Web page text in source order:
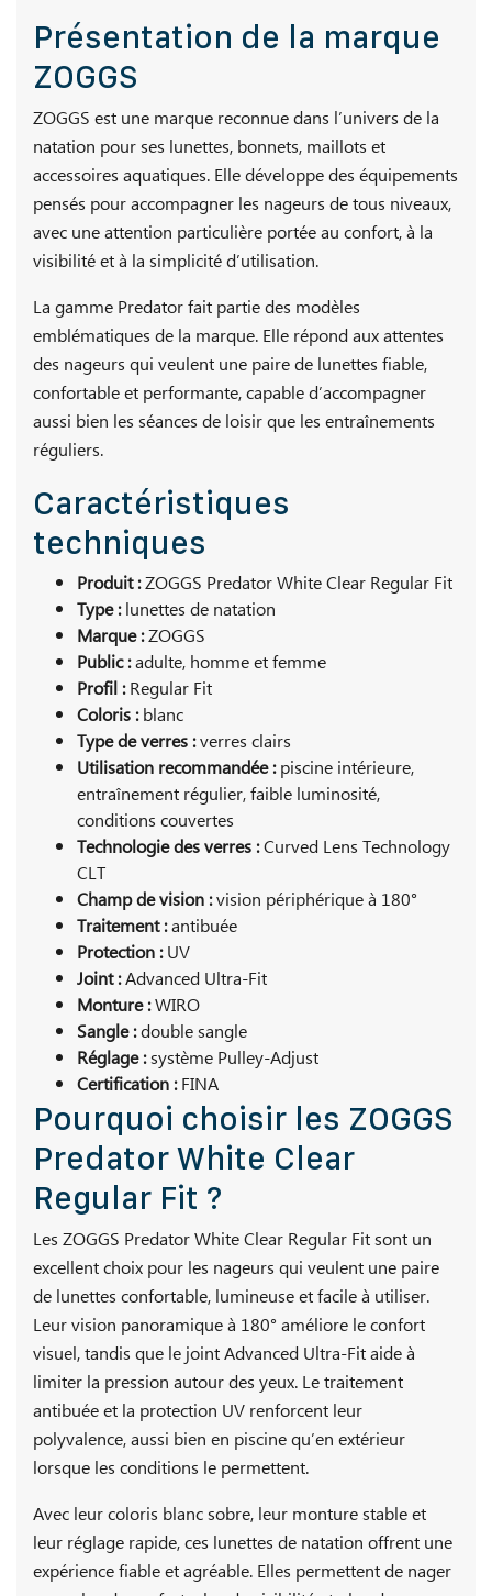
Présentation de la marque
ZOGGS
ZOGGS est une marque reconnue dans l’univers de la
natation pour ses lunettes, bonnets, maillots et
accessoires aquatiques. Elle développe des équipements
pensés pour accompagner les nageurs de tous niveaux,
avec une attention particulière portée au confort, à la
visibilité et à la simplicité d’utilisation.
La gamme Predator fait partie des modèles
emblématiques de la marque. Elle répond aux attentes
des nageurs qui veulent une paire de lunettes fiable,
confortable et performante, capable d’accompagner
aussi bien les séances de loisir que les entraînements
réguliers.
Caractéristiques
techniques
Produit :ZOGGS Predator White Clear Regular Fit
Type :lunettes de natation
Marque :ZOGGS
Public :adulte, homme et femme
Profil :Regular Fit
Coloris :blanc
Type de verres :verres clairs
Utilisation recommandée :piscine intérieure,
entraînement régulier, faible luminosité,
conditions couvertes
Technologie des verres :Curved Lens Technology
CLT
Champ de vision :vision périphérique à 180°
Traitement :antibuée
Protection :UV
Joint :Advanced Ultra-Fit
Monture :WIRO
Sangle :double sangle
Réglage :système Pulley-Adjust
Certification :FINA
Pourquoi choisir les ZOGGS
Predator White Clear
Regular Fit ?
Les ZOGGS Predator White Clear Regular Fit sont un
excellent choix pour les nageurs qui veulent une paire
de lunettes confortable, lumineuse et facile à utiliser.
Leur vision panoramique à 180° améliore le confort
visuel, tandis que le joint Advanced Ultra-Fit aide à
limiter la pression autour des yeux. Le traitement
antibuée et la protection UV renforcent leur
polyvalence, aussi bien en piscine qu’en extérieur
lorsque les conditions le permettent.
Avec leur coloris blanc sobre, leur monture stable et
leur réglage rapide, ces lunettes de natation offrent une
expérience fiable et agréable. Elles permettent de nager